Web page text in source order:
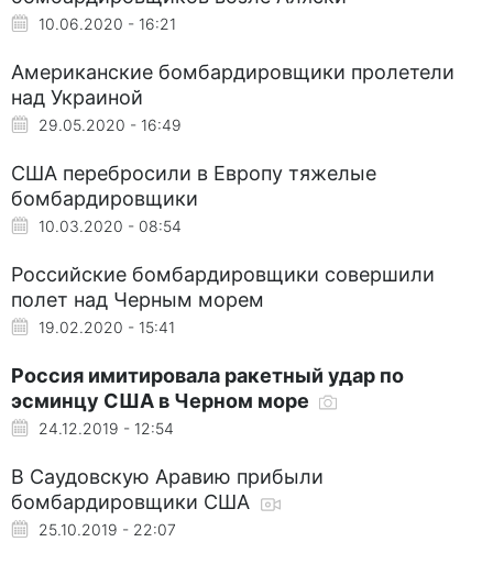
10.06.2020 - 16:21
Американские бомбардировщики пролетели
над Украиной
29.05.2020 - 16:49
США перебросили в Европу тяжелые
бомбардировщики
10.03.2020 - 08:54
Российские бомбардировщики совершили
полет над Черным морем
19.02.2020 - 15:41
Россия имитировала ракетный удар по
эсминцу США в Черном море
24.12.2019 - 12:54
В Саудовскую Аравию прибыли
бомбардировщики США
25.10.2019 - 22:07